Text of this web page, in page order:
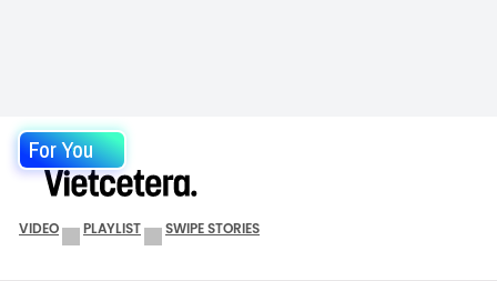
For You
VIDEO PLAYLIST SWIPE STORIES